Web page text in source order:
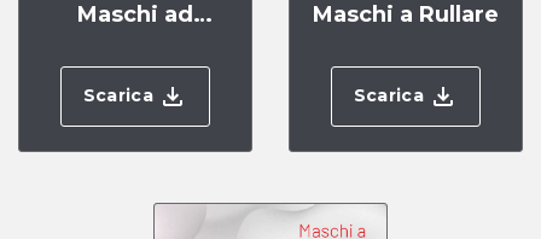
Maschi ad
Scarica
Maschi a Rullare
Scarica